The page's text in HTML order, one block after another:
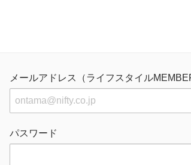
メールアドレス（ライフスタイル
パスワード